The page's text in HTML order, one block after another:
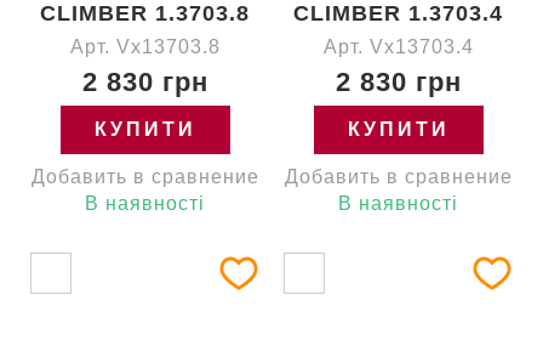
CLIMBER 1.3703.8
Арт. Vx13703.8
2 830 грн
КУПИТИ
Добавить в сравнение
В наявності
CLIMBER 1.3703.4
Арт. Vx13703.4
2 830 грн
КУПИТИ
Добавить в сравнение
В наявності